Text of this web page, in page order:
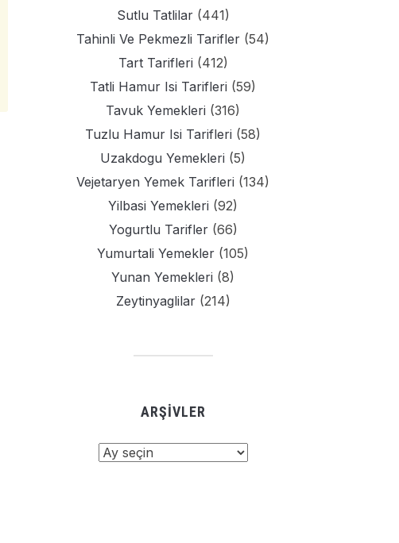
Sutlu Tatlilar(441)
Tahinli Ve Pekmezli Tarifler (54)
Tart Tarifleri (412)
Tatli Hamur Isi Tarifleri (59)
Tavuk Yemekleri (316)
Tuzlu Hamur Isi Tarifleri (58)
Uzakdogu Yemekleri (5)
Vejetaryen Yemek Tarifleri (134)
Yilbasi Yemekleri (92)
Yogurtlu Tarifler(66)
Yumurtali Yemekler (105)
Yunan Yemekleri (8)
Zeytinyaglilar(214)
ARŞIVLER